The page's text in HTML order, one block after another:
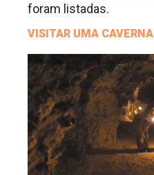
foram listadas.
VISITAR UMA CAVERNA